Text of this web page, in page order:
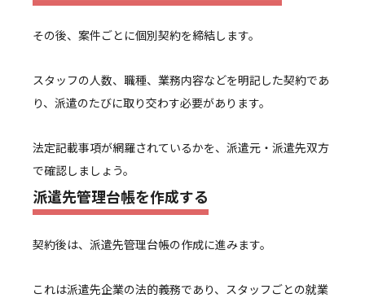
その後、案件ごとに個別契約を締結します。
スタッフの人数、職種、業務内容などを明記した契約であ
り、派遣のたびに取り交わす必要があります。
法定記載事項が網羅されているかを、派遣元・派遣先双方
で確認しましょう。
派遣先管理台帳を作成する
契約後は、派遣先管理台帳の作成に進みます。
これは派遣先企業の法的義務であり、スタッフごとの就業